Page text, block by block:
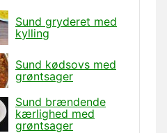
Sund gryderet med
kylling
Sund kødsovs med
grøntsager
Sund brændende
kærlighed med
grøntsager